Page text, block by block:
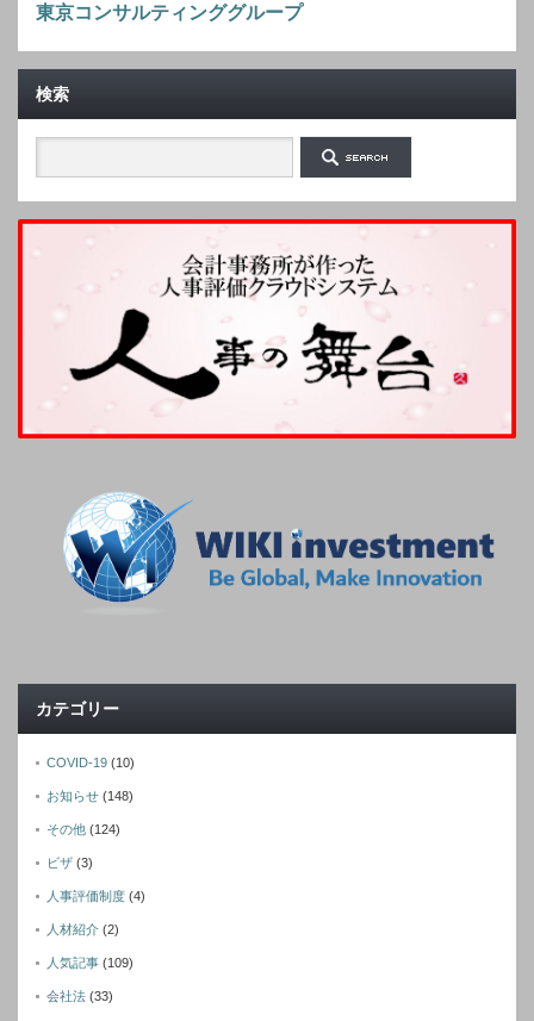
東京コンサルティンググループ
検索
カテゴリー
COVID-19 (10)
お知らせ (148)
その他 (124)
ビザ (3)
人事評価制度 (4)
人材紹介 (2)
人気記事 (109)
会社法 (33)